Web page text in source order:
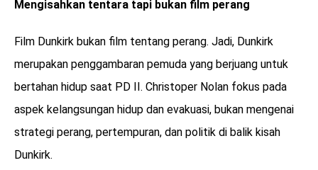
Mengisahkan tentara tapi bukan film perang
Film Dunkirk bukan film tentang perang. Jadi, Dunkirk
merupakan penggambaran pemuda yang berjuang untuk
bertahan hidup saat PD II. Christoper Nolan fokus pada
aspek kelangsungan hidup dan evakuasi, bukan mengenai
strategi perang, pertempuran, dan politik di balik kisah
Dunkirk.